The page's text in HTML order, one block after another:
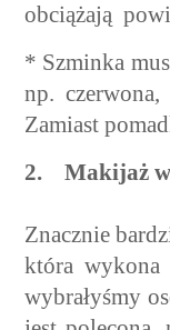
obciążają
* Szminka
np.
Zamiast
2. Makijaż
Znacznie
która wykona
wybrałyśmy